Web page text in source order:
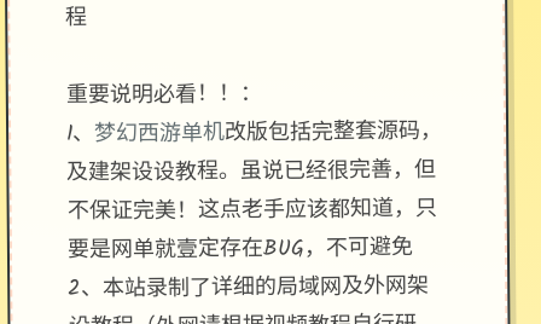
程
重要说明必看！！：
1、梦幻西游单机改版包括完整套源码，
及建架设设教程。虽说已经很完善，但
不保证完美！这点老手应该都知道，只
要是网单就壹定存在BUG，不可避免
2、本站录制了详细的局域网及外网架